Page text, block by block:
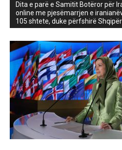
Dita e parë e Samitit Botëror për
online me pjesëmarrjen e
105 shtete, duke përfshirë